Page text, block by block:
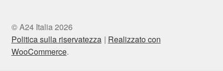
© A24 Italia 2026
Politica sulla riservatezza
Realizzato con
WooCommerce.